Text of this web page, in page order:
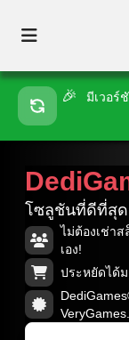
🎉 มีเวอร์
โซลูชันที่ดีที่สุด
ไม่ต้องเช่า
เอง!
ประหยัดได้ม
VeryGames.